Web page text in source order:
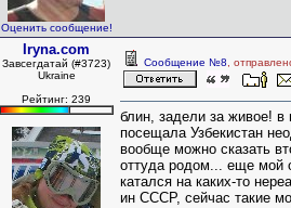
Оценить сообщение!
Iryna.com
Завсегдатай (#3723)
Ukraine
Рейтинг: 239
Сообщение №8 ,
блин, задели за живое! в
посещала Узбекистан
вообще можно сказать
оттуда родом... еще мой
катался на каких-то
ин СССР, сейчас такие